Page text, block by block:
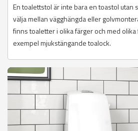
En toalettstol är inte bara en toastol utan
välja mellan vägghängda eller
finns toaletter i olika färger och med
exempel mjukstängande toalock.